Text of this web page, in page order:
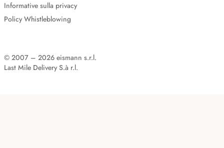
Informative sulla privacy
Policy Whistleblowing
© 2007 – 2026 eismann s.r.l.
Last Mile Delivery S.à r.l.